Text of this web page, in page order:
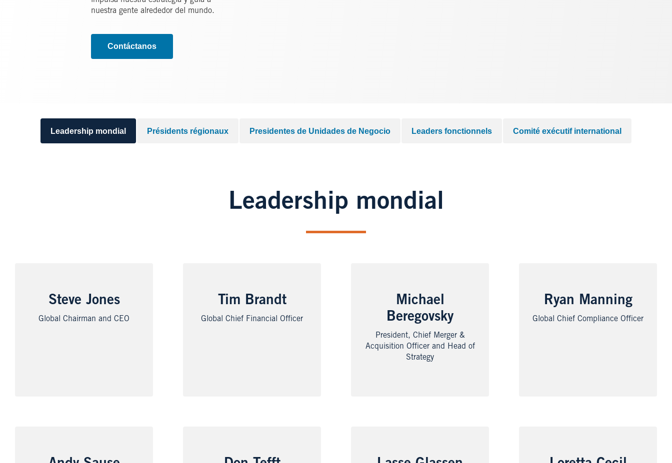
nuestra gente alrededor del mundo.
Contáctanos
Leadership mondial Présidents régionaux Presidentes de Unidades de Negocio Leaders fonctionnels Comité exécutif international
Leadership mondial
Steve Jones
Global Chairman and CEO
Tim Brandt
Global Chief Financial Officer
Michael
Beregovsky
President, Chief Merger &
Acquisition Officer and Head of
Strategy
Ryan Manning
Global Chief Compliance Officer